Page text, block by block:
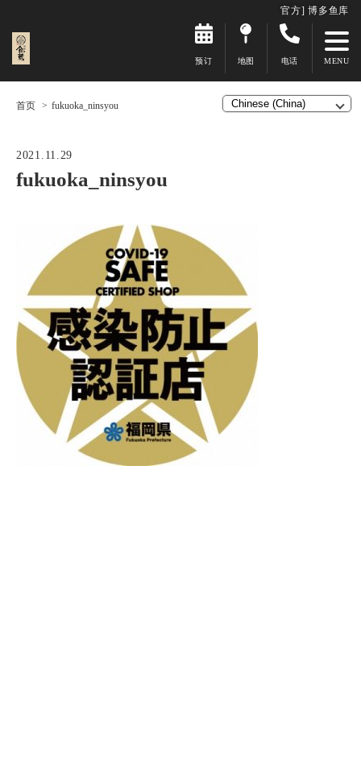
官方] 博多鱼库
预订 地图 电话
首页 fukuoka_ninsyou
2021.11.29
fukuoka_ninsyou